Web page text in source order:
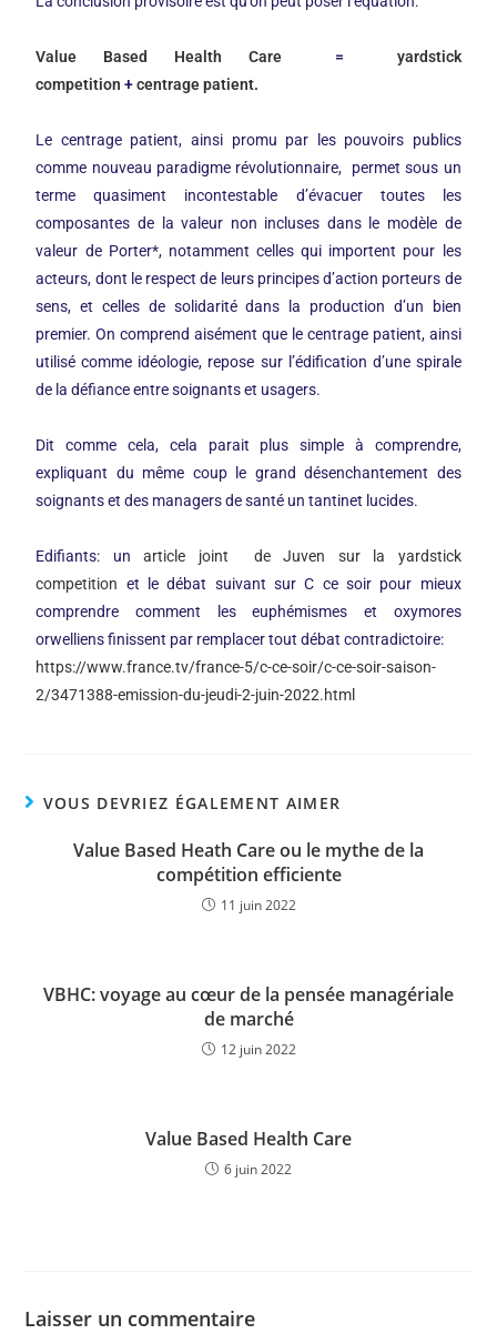
Value Based Health Care = yardstick
competition +centrage patient.
Le centrage patient, ainsi promu par les pouvoirs publics
comme nouveau paradigme révolutionnaire, permet sous un
terme quasiment incontestable d’évacuer toutes les
composantes de la valeur non incluses dans le modèle de
valeur de Porter*, notamment celles qui importent pour les
acteurs, dont le respect de leurs principes d’action porteurs de
sens, et celles de solidarité dans la production d’un bien
premier. On comprend aisément que le centrage patient, ainsi
utilisé comme idéologie, repose sur l’édification d’une spirale
de la défiance entre soignants et usagers.
Dit comme cela, cela parait plus simple à comprendre,
expliquant du même coup le grand désenchantement des
soignants et des managers de santé un tantinet lucides.
Edifiants: un article joint de Juven sur la yardstick
competition et le débat suivant sur C ce soir pour mieux
comprendre comment les euphémismes et oxymores
orwelliens finissent par remplacer tout débat contradictoire:
https://www.france.tv/france-5/c-ce-soir/c-ce-soir-saison-
2/3471388-emission-du-jeudi-2-juin-2022.htm
VOUS DEVRIEZ ÉGALEMENT AIMER
Value Based Heath Care ou le mythe de la
compétition efficiente
11 juin 2022
VBHC: voyage au cœur de la pensée managériale
de marché
12 juin 2022
Value Based Health Care
6 juin 2022
Laisser un commentaire